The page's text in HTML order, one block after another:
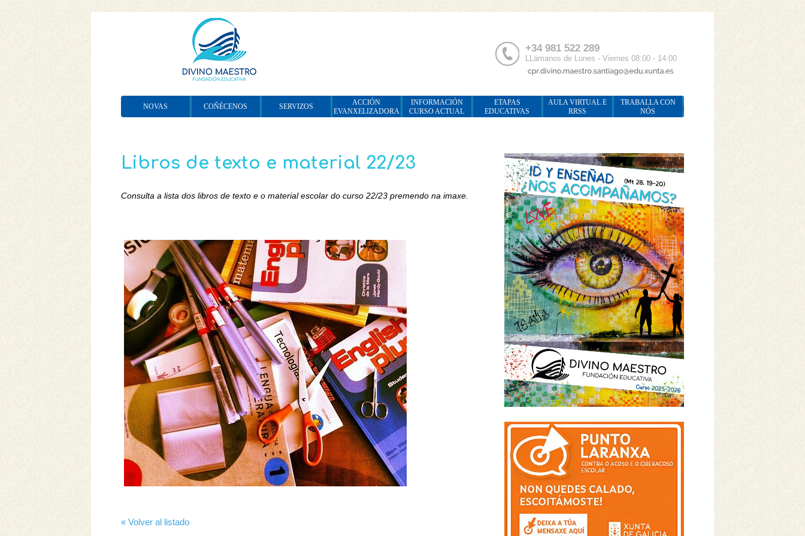
+34 981 522 289
LLámanos de Lunes - Viernes 08:00 - 14:00
NOVAS COÑÉCENOS SERVIZOS
ACCIÓN
EVANXELIZADORA
INFORMACIÓN
CURSO ACTUAL
ETAPAS
EDUCATIVAS
AULA VIRTUAL E
RRSS
TRABALLA CON
NÓS
Libros de texto e material 22/23
Consulta a lista dos libros de texto e o material escolar do curso 22/23 premendo na imaxe.
« Volver al listado